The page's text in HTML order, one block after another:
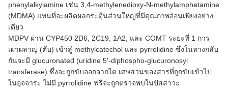
phenylalkylamine เช่น 3,4-methylenedioxy-N-methylamphetamine
(MDMA) แทนที่จะผลิตผลกระตุ้นส่วนใหญ่ที่มีคุณภาพอ่อนเพียงอย่าง
เดียว
MDPV ผ่าน CYP450 2D6, 2C19, 1A2, และ COMT ระยะที่ 1 การ
เผาผลาญ (ตับ) เข้าสู่ methylcatechol และ pyrrolidine ซึ่งในทางกลับ
กันจะมี glucuronated (uridine 5'-diphospho-glucuronosyl
transferase) ซึ่งจะถูกขับออกจากไต เศษส่วนของสารที่ถูกขับเข้าไป
ในอุจจาระ ไม่มี pyrrolidine ฟรีจะถูกตรวจพบในปัสสาวะ